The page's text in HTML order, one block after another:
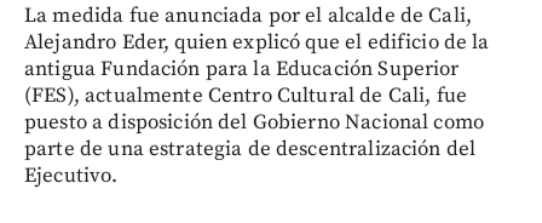
La medida fue anunciada por el alcalde de Cali,
Alejandro Eder, quien explicó que el edificio de la
antigua Fundación para la Educación Superior
(FES), actualmente Centro Cultural de Cali, fue
puesto a disposición del Gobierno Nacional como
parte de una estrategia de descentralización del
Ejecutivo.